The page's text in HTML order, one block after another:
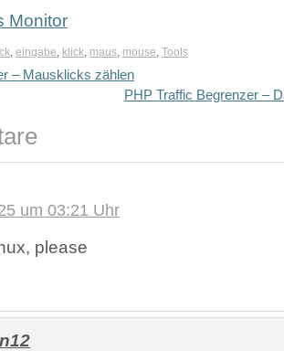
Monitor
, eingabe, klick, maus, mouse, Tools
– Mausklicks zählen
PHP Traffic Begrenzer –
um 03:21 Uhr
please